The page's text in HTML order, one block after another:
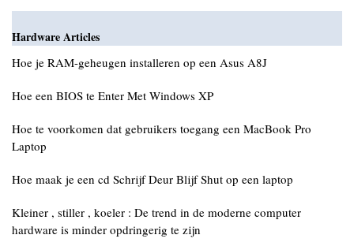
Hardware Articles
Hoe je RAM-geheugen installeren op een Asus A8J
Hoe een BIOS te Enter Met Windows XP
Hoe te voorkomen dat gebruikers toegang een MacBook Pro
Laptop
Hoe maak je een cd Schrijf Deur Blijf Shut op een laptop
Kleiner , stiller , koeler : De trend in de moderne computer
hardware is minder opdringerig te zijn